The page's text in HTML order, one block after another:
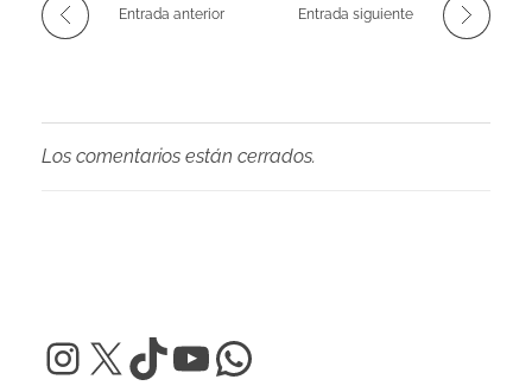
Entrada anterior Entrada siguiente
Los comentarios están cerrados.